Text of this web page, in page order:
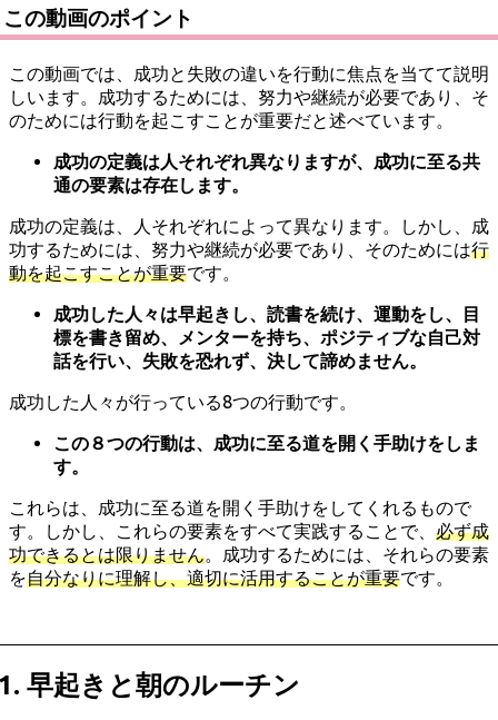
この動画のポイント
この動画では、成功と失敗の違いを行動に焦点を当てて説明
しいます。成功するためには、努力や継続が必要であり、そ
のためには行動を起こすことが重要だと述べています。
成功の定義は人それぞれ異なりますが、成功に至る共
通の要素は存在します。
成功の定義は、人それぞれによって異なります。しかし、成
功するためには、努力や継続が必要であり、そのためには行
動を起こすことが重要です。
成功した人々は早起きし、読書を続け、運動をし、目
標を書き留め、メンターを持ち、ポジティブな自己対
話を行い、失敗を恐れず、決して諦めません。
成功した人々が行っている8つの行動です。
この８つの行動は、成功に至る道を開く手助けをしま
す。
これらは、成功に至る道を開く手助けをしてくれるもので
す。しかし、これらの要素をすべて実践することで、 必ず成
功できるとは限りません 。成功するためには、それらの要素
を自分なりに理解し、適切に活用することが重要です。
早起きと朝のルーチン